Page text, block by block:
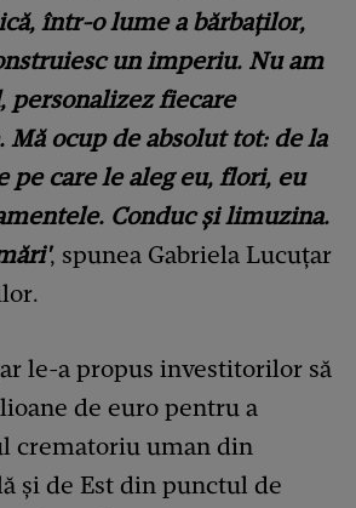
într-o lume a bărbaților,
un imperiu. Nu am
personalizez fiecare
ocup de absolut tot: de la
pe care le aleg eu, flori, eu
Conduc și limuzina.
, spunea Gabriela Lucuțar
le-a propus investitorilor să
de euro pentru a
crematoriu uman din
și de Est din punctul de